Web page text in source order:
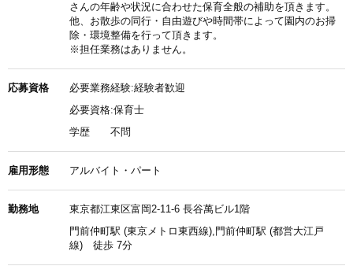
さんの年齢や状況に合わせた保育全般の補助を頂きます。
他、お散歩の同行・自由遊びや時間帯によって園内のお掃
除・環境整備を行って頂きます。
※担任業務はありません。
応募資格
必要業務経験:経験者歓迎
必要資格:保育士
学歴
不問
雇用形態 アルバイト・パート
勤務地
東京都江東区富岡2-11-6 長谷萬ビル1階
門前仲町駅 (東京メトロ東西線),門前仲町駅 (都営大江戸
線) 徒歩 7分